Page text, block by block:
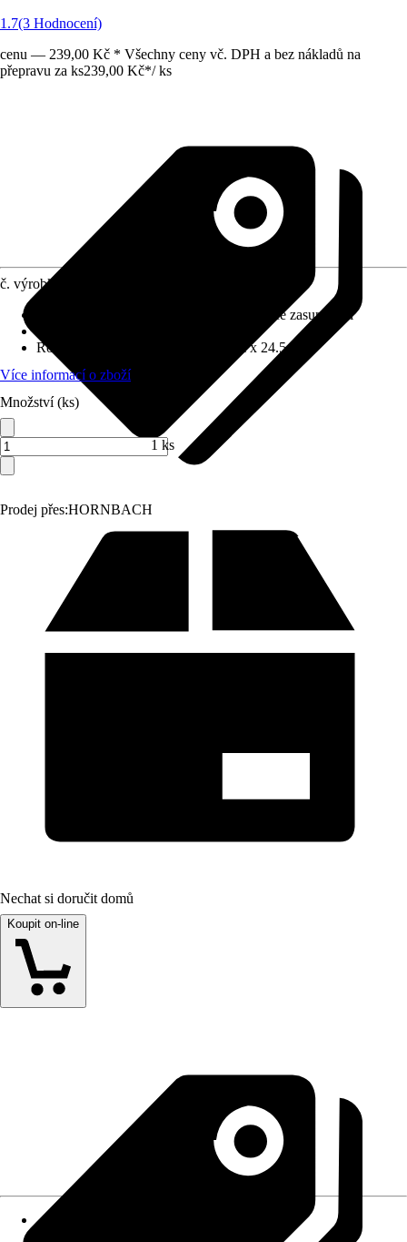
1.7(3 Hodnocení)
cenu — 239,00 Kč * Všechny ceny vč. DPH a bez nákladů na
přepravu za ks239,00 Kč*/ ks
Prodej přes:HORNBACH
č. výrobku
Pokosné řezadlo, Pokosnice zasunovací
Rozměry (ŠxVxH)
5.3 cm x 5.5 cm x 24.5 cm
Více informací o zboží
Množství (ks)
1 ks
Nechat si doručit domů
Koupit on-line